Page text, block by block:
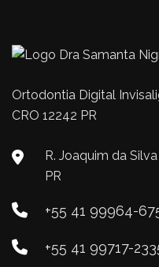
Ortodontia Digital
CRO 12242 PR
R. Joaquim da
PR
+55 41 99964-
+55 41 99717-